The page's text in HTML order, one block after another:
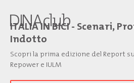
ITALIA IN BICI - Scenari,
Indotto
Scopri la prima edizione del Report
Repower e IULM